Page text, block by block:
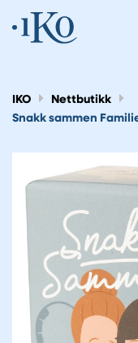
IKO
Nettbutikk
Snakk sammen